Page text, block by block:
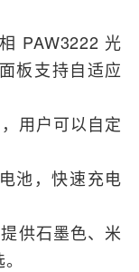
PAW3222 光
板支持自适应
用户可以自定
池，快速充电
供石墨色、米